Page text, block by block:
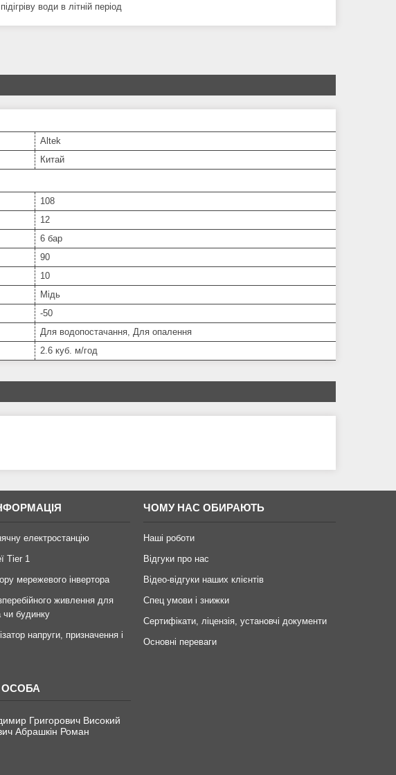
води в літній період
Altek
Китай
108
12
6 бар
90
10
Мідь
-50
Для водопостачання, Для опалення
2.6 куб. м/год
електростанцію
Tier 1
мережевого інвертора
живлення для
чи будинку
напруги, призначення і
ЧОМУ НАС ОБИРАЮТЬ
Наші роботи
Відгуки про нас
Відео-відгуки наших клієнтів
Спец умови і знижки
Сертифікати, ліцензія, установчі документи
Основні переваги
Григорович Високий
Абрашкін Роман